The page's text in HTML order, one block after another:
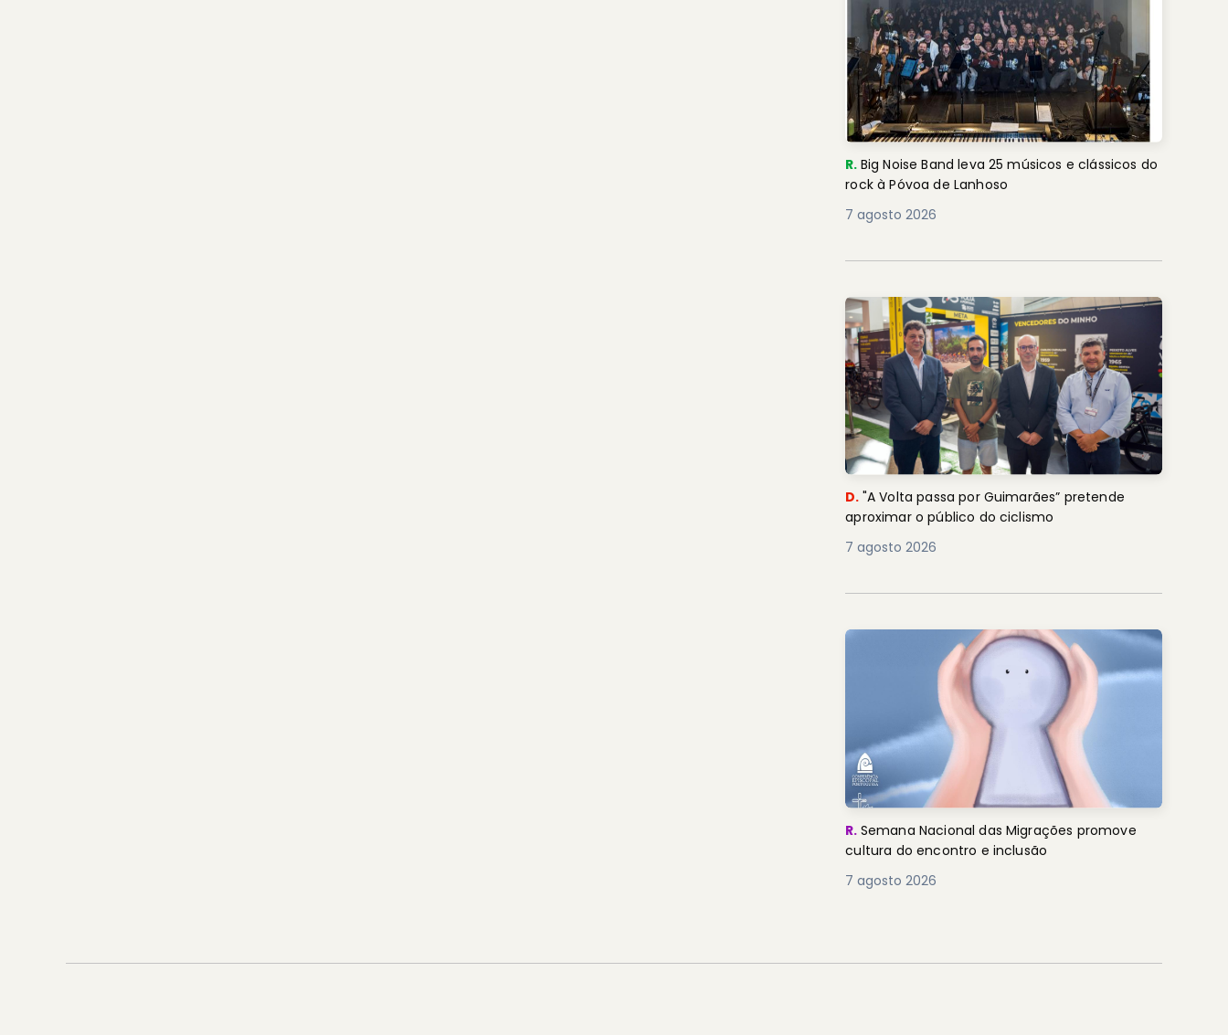
R. Big Noise Band leva 25 músicos e clássicos do
rock à Póvoa de Lanhoso
7 agosto 2026
D. "A Volta passa por Guimarães” pretende
aproximar o público do ciclismo
7 agosto 2026
R. Semana Nacional das Migrações promove
cultura do encontro e inclusão
7 agosto 2026